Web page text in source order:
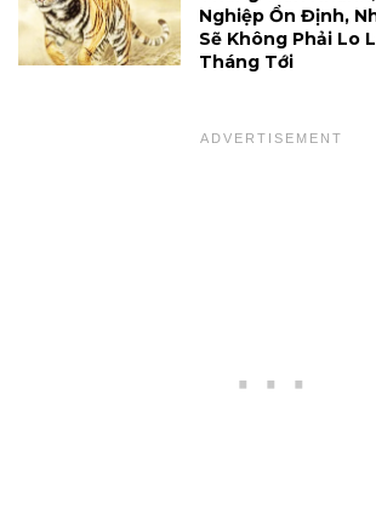
Nghiệp Ổn Định,
Sẽ Không Phải Lo
Tháng Tới